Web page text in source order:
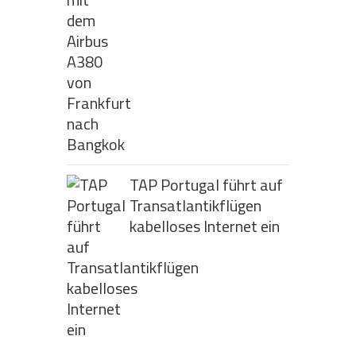
TAP Portugal führt auf
Transatlantikflügen
kabelloses Internet ein